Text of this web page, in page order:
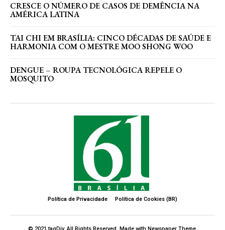
CRESCE O NÚMERO DE CASOS DE DEMÊNCIA NA
AMÉRICA LATINA
TAI CHI EM BRASÍLIA: CINCO DÉCADAS DE SAÚDE E
HARMONIA COM O MESTRE MOO SHONG WOO
DENGUE – ROUPA TECNOLÓGICA REPELE O
MOSQUITO
Política de Privacidade Política de Cookies (BR)